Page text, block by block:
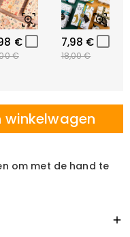
€
€
7,98 €
18,00 €
winkelwagen
om met de hand te